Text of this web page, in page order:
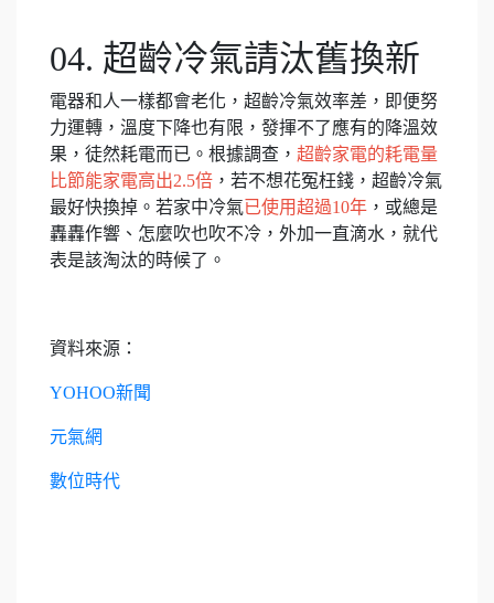
04. 超齡冷氣請汰舊換新
電器和人一樣都會老化，超齡冷氣效率差，即便努
力運轉，溫度下降也有限，發揮不了應有的降溫效
果，徒然耗電而已。根據調查， 超齡家電的耗電量
比節能家電高出2.5倍 ，若不想花冤枉錢，超齡冷氣
最好快換掉。若家中冷氣已使用超過10年 ，或總是
轟轟作響、怎麼吹也吹不冷，外加一直滴水，就代
表是該淘汰的時候了。
資料來源：
YOHOO新聞
元氣網
數位時代